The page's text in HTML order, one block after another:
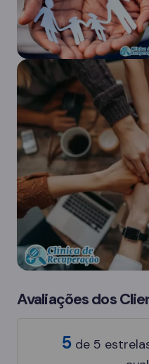
Avaliações dos
5 de 5